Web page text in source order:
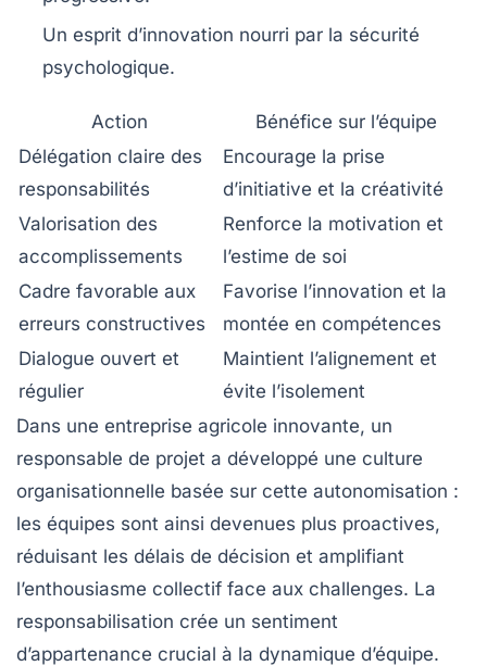
Un esprit d’innovation nourri par la sécurité
psychologique.
Action
Bénéfice sur l’équipe
Délégation claire des
responsabilités
Encourage la prise
d’initiative et la créativité
Valorisation des
accomplissements
Renforce la motivation et
l’estime de soi
Cadre favorable aux
erreurs constructives
Favorise l’innovation et la
montée en compétences
Dialogue ouvert et
régulier
Maintient l’alignement et
évite l’isolement
Dans une entreprise agricole innovante, un
responsable de projet a développé une culture
organisationnelle basée sur cette autonomisation :
les équipes sont ainsi devenues plus proactives,
réduisant les délais de décision et amplifiant
l’enthousiasme collectif face aux challenges. La
responsabilisation crée un sentiment
d’appartenance crucial à la dynamique d’équipe.